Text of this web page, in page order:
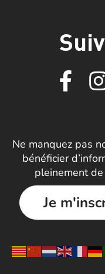
Ne manquez pas
bénéficier
pleinement
Je